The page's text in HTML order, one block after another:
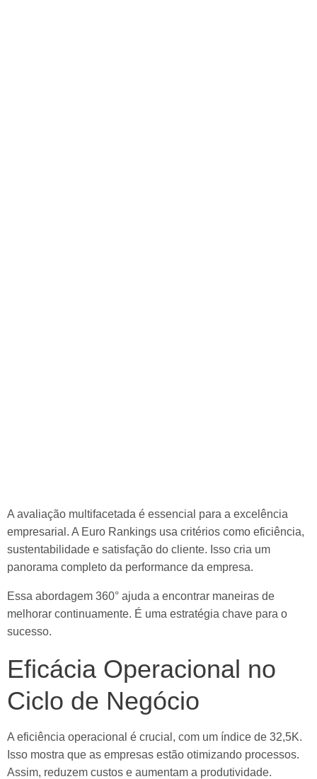
A avaliação multifacetada é essencial para a excelência
empresarial. A Euro Rankings usa critérios como eficiência,
sustentabilidade e satisfação do cliente. Isso cria um
panorama completo da performance da empresa.
Essa abordagem 360° ajuda a encontrar maneiras de
melhorar continuamente. É uma estratégia chave para o
sucesso.
Eficácia Operacional no
Ciclo de Negócio
A eficiência operacional é crucial, com um índice de 32,5K.
Isso mostra que as empresas estão otimizando processos.
Assim, reduzem custos e aumentam a produtividade.